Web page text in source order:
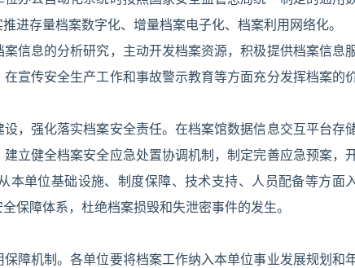
进存量档案数字化、增量档案电子化、档案利用网络化。
信息的分析研究，主动开发档案资源，积极提供档案信息
宣传安全生产工作和事故警示教育等方面充分发挥档案的
，强化落实档案安全责任。在档案馆数据信息交互平台存
立健全档案安全应急处置协调机制，制定完善应急预案，
本单位基础设施、制度保障、技术支持、人员配备等方面
保障体系，杜绝档案损毁和失泄密事件的发生。
障机制。各单位要将档案工作纳入本单位事业发展规划和